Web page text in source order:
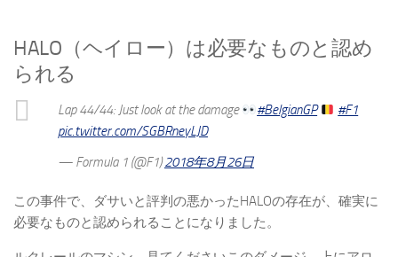
HALO（ヘイロー）は必要なものと認め
られる
Lap 44/44: Just look at the damage #BelgianGP
#F1
pic.twitter.com/SGBRneyLJD
— Formula 1 (@F1)2018年8月26日
この事件で、ダサいと評判の悪かったHALOの存在が、確実に
必要なものと認められることになりました。